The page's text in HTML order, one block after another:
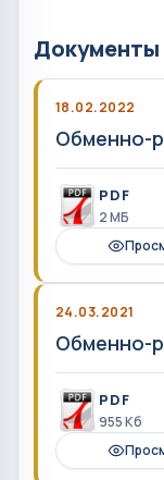
Документы
18.02.2022
Обменно-
PDF
2 MБ
24.03.2021
Обменно-
PDF
955 Кб